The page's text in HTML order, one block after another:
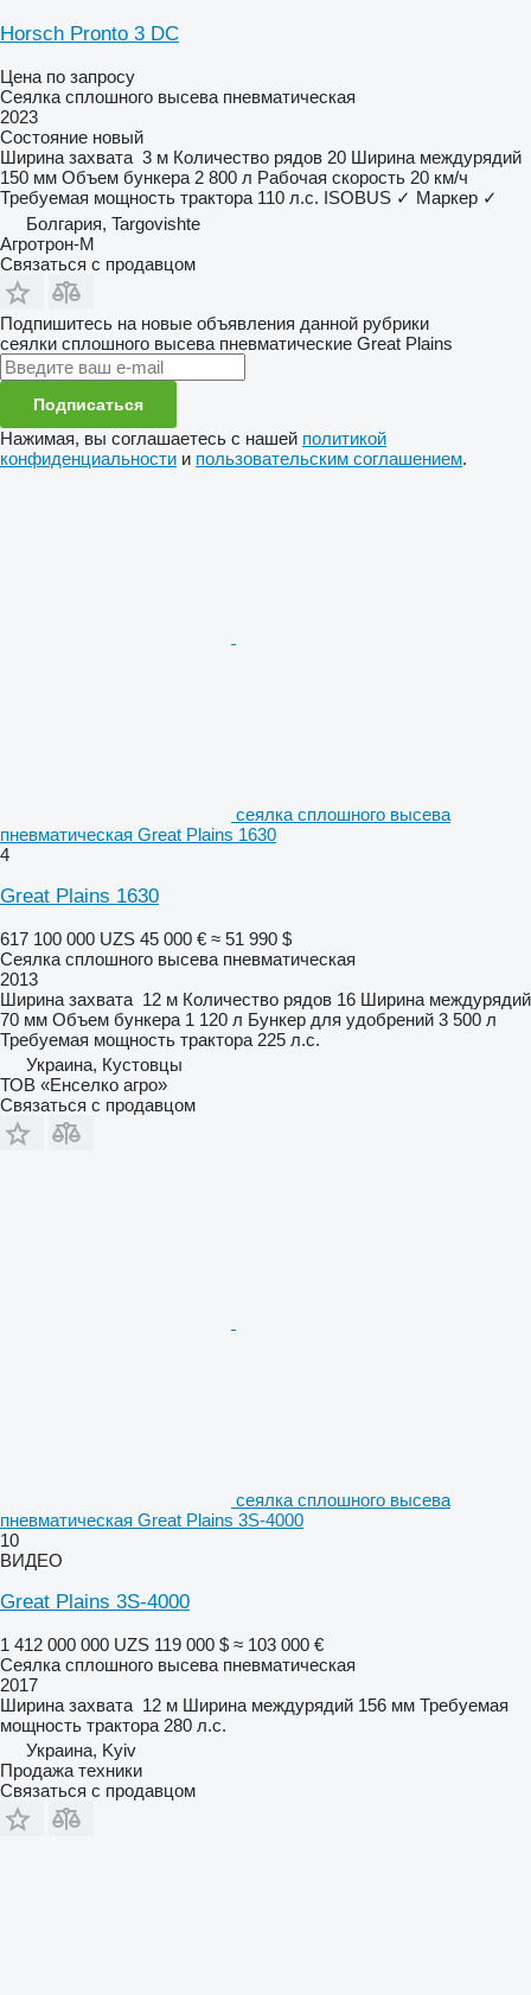
Horsch Pronto 3 DC
Цена по запросу
Сеялка сплошного высева пневматическая
2023
Состояние новый
Ширина захвата 3 м Количество рядов 20 Ширина междурядий
150 мм Объем бункера 2 800 л Рабочая скорость 20 км/ч
Требуемая мощность трактора 110 л.с. ISOBUS ✓ Маркер ✓
Болгария, Targovishte
Агротрон-М
Связаться с продавцом
Подпишитесь на новые объявления данной рубрики
сеялки сплошного высева пневматические Great Plains
Подписаться
Нажимая, вы соглашаетесь с нашей политикой
конфиденциальности и пользовательским соглашением.
сеялка сплошного высева
пневматическая Great Plains 1630
4
Great Plains 1630
617 100 000 UZS 45 000 € ≈ 51 990 $
Сеялка сплошного высева пневматическая
2013
Ширина захвата 12 м Количество рядов 16 Ширина междурядий
70 мм Объем бункера 1 120 л Бункер для удобрений 3 500 л
Требуемая мощность трактора 225 л.с.
Украина, Кустовцы
ТОВ «Енселко агро»
Связаться с продавцом
сеялка сплошного высева
пневматическая Great Plains 3S-4000
10
ВИДЕО
Great Plains 3S-4000
1 412 000 000 UZS 119 000 $ ≈ 103 000 €
Сеялка сплошного высева пневматическая
2017
Ширина захвата 12 м Ширина междурядий 156 мм Требуемая
мощность трактора 280 л.с.
Украина, Kyiv
Продажа техники
Связаться с продавцом